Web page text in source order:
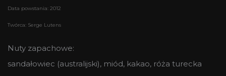
Data powstania: 2012
Twórca: Serge Lutens
Nuty zapachowe:
sandałowiec (australijski), miód, kakao, róża turecka